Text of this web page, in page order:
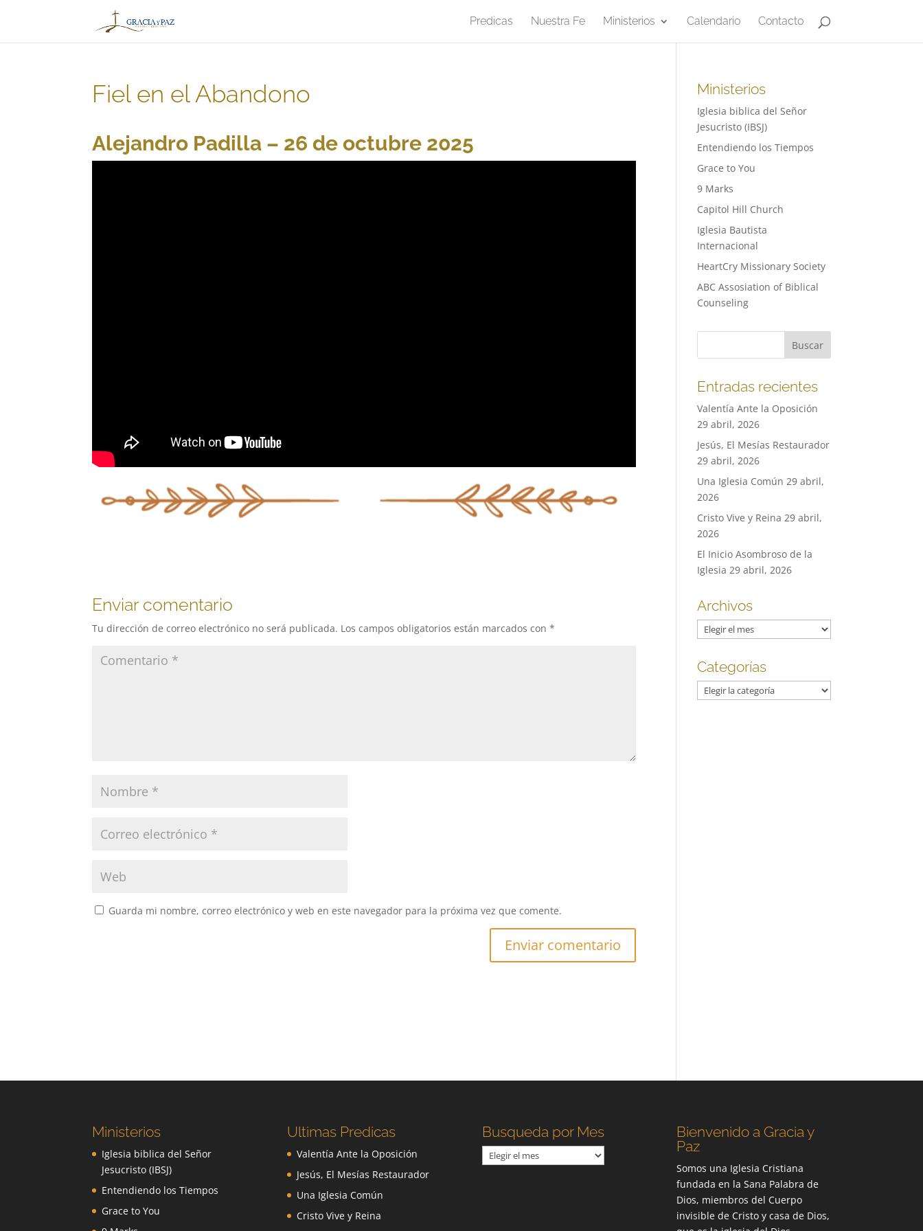
Predicas Nuestra Fe Ministerios Calendario Contacto
Fiel en el Abandono
Alejandro Padilla – 26 de octubre 2025
Enviar comentario
Tu dirección de correo electrónico no será publicada. Los campos obligatorios están marcados con*
Guarda mi nombre, correo electrónico y web en este navegador para la próxima vez que comente.
Ministerios
Iglesia biblica del Señor
Jesucristo (IBSJ)
Entendiendo los Tiempos
Grace to You
9 Marks
Capitol Hill Church
Iglesia Bautista
Internacional
HeartCry Missionary Society
ABC Assosiation of Biblical
Counseling
Entradas recientes
Valentía Ante la Oposición
29 abril, 2026
Jesús, El Mesías Restaurador
29 abril, 2026
Una Iglesia Común 29 abril,
2026
Cristo Vive y Reina 29 abril,
2026
El Inicio Asombroso de la
Iglesia 29 abril, 2026
Archivos
Archivos
Categorías
Categorías
Ministerios
Iglesia biblica del Señor
Jesucristo (IBSJ)
Entendiendo los Tiempos
Grace to You
Ultimas Predicas
Valentía Ante la Oposición
Jesús, El Mesías Restaurador
Una Iglesia Común
Cristo Vive y Reina
Busqueda por Mes
Busqueda
por
Bienvenido a Gracia y
Paz
Somos una Iglesia Cristiana
fundada en la Sana Palabra de
Dios, miembros del Cuerpo
invisible de Cristo y casa de Dios,